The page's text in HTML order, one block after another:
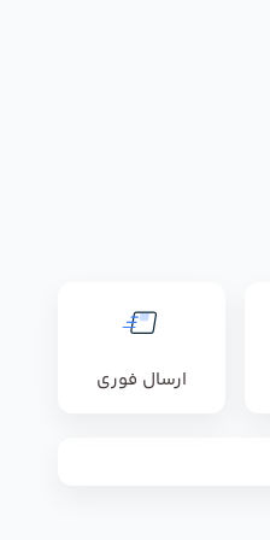
ارسال فوری